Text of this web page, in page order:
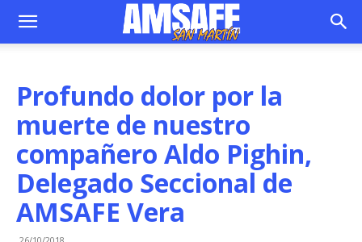
Profundo dolor por la
muerte de nuestro
compañero Aldo Pighin,
Delegado Seccional de
AMSAFE Vera